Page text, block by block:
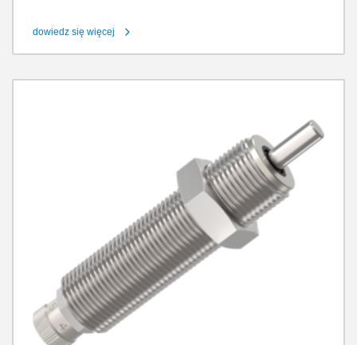
dowiedz się więcej